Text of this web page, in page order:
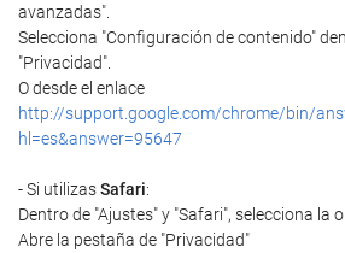
avanzadas".
Selecciona "Configuración de contenido"
"Privacidad".
O desde el enlace
http://support.google.com/chrome/bin/
hl=es&answer=95647
- Si utilizasSafari:
Dentro de "Ajustes" y "Safari", selecciona la
Abre la pestaña de "Privacidad"